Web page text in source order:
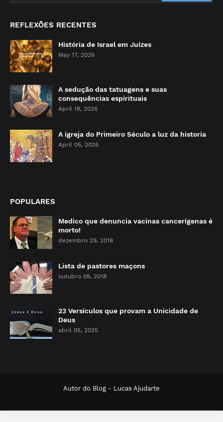
REFLEXÕES RECENTES
História de Israel em Juízes
May 17, 2026
A sedução das tatuagens e suas
consequências espirituais
April 18, 2026
A igreja do Primeiro Século a luz da historia
April 05, 2026
POPULARES
Medico que denuncia vacinas cancerígenas é
morto!
dezembro 29, 2018
Lista de pastores maçons
outubro 09, 2018
23 Versículos que provam a Unicidade de
Deus
abril 05, 2025
Autor do Blog - Lucas Ajudarte